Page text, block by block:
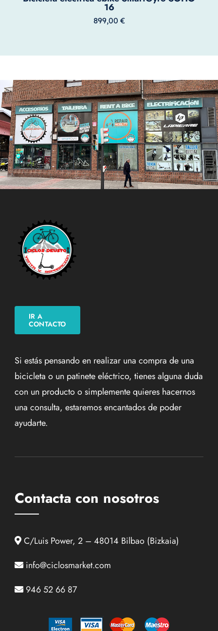
16
899,00 €
IR A
CONTACTO
Si estás pensando en realizar una compra de una
bicicleta o un patinete eléctrico, tienes alguna duda
con un producto o simplemente quieres hacernos
una consulta, estaremos encantados de poder
ayudarte.
Contacta con nosotros
C/Luis Power, 2 – 48014 Bilbao (Bizkaia)
info@ciclosmarket.com
946 52 66 87